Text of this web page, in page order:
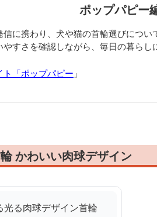
ポップパピー
に携わり、犬や猫の首輪選びについ
やすさを確認しながら、毎日の暮ら
「ポップパピー 」
かわいい肉球デザイン